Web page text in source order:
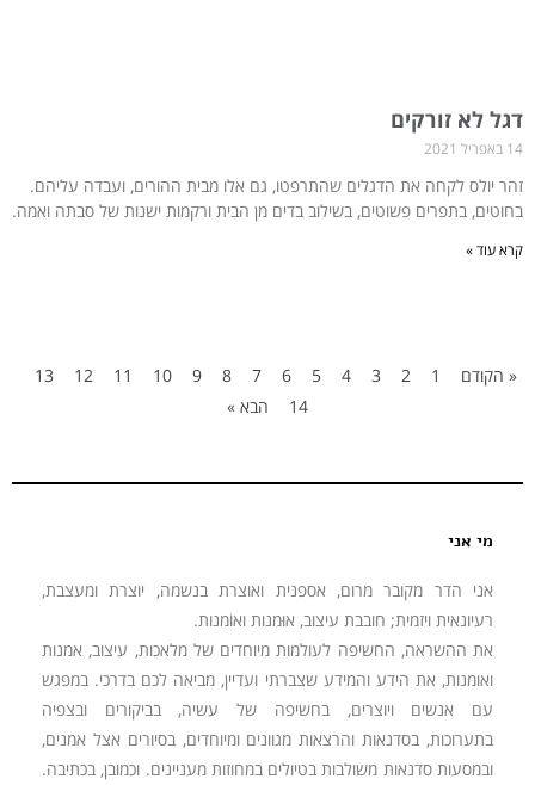
דגל לא זורקים
14 באפריל 2021
זהר יולס לקחה את הדגלים שהתרפטו, גם אלו מבית ההורים, ועבדה עליהם.
בחוטים, בתפרים פשוטים, בשילוב בדים מן הבית ורקמות ישנות של סבתה ואמה.
קרא עוד »
« הקודם 1
2
3
4
5
6
7
8
9
10
11
12
13
14
הבא »
מי אני
אני הדר מקובר מרום, אספנית ואוצרת בנשמה, יוצרת ומעצבת,
רעיונאית ויזמית; חובבת עיצוב, אוּמנות ואוֹמנות.
את ההשראה, החשיפה לעולמות מיוחדים של מלאכות, עיצוב, אמנות
ואומנות, את הידע והמידע שצברתי ועדיין, מביאה לכם בדרכי. במפגש
עם אנשים ויוצרים, בחשיפה של עשיה, בביקורים ובצפיה
בתערוכות, בסדנאות והרצאות מגוונים ומיוחדים, בסיורים אצל אמנים,
ובמסעות סדנאות משולבות בטיולים במחוזות מעניינים. וכמובן, בכתיבה.